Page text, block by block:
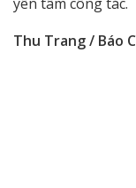
Thu Trang / Báo